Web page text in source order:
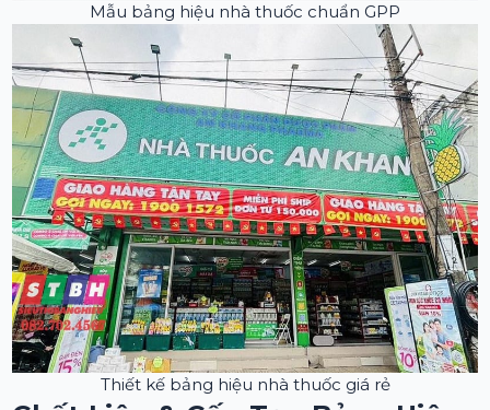
Mẫu bảng hiệu nhà thuốc chuẩn GPP
Thiết kế bảng hiệu nhà thuốc giá rẻ